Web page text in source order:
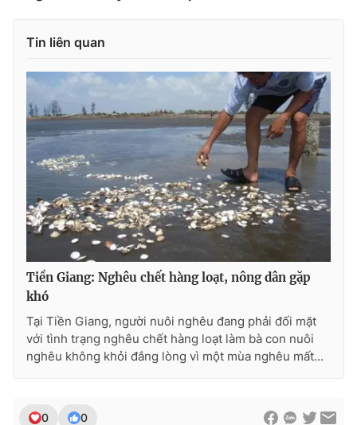
Emagazine
Infographic
Video Shorts video
VTV Money VTV Thể thao
VTV Sức khoẻ Bất động sản
Thị trường 24h Tấm lòng Việt
VTV4 Vươn mình bằng AI
Liên hệ tòa soạn
Tin liên quan
Tiền Giang: Nghêu chết hàng loạt, nông dân gặp
khó
Tại Tiền Giang, người nuôi nghêu đang phải đối mặt
với tình trạng nghêu chết hàng loạt làm bà con nuôi
nghêu không khỏi đắng lòng vì một mùa nghêu mất...
0 0